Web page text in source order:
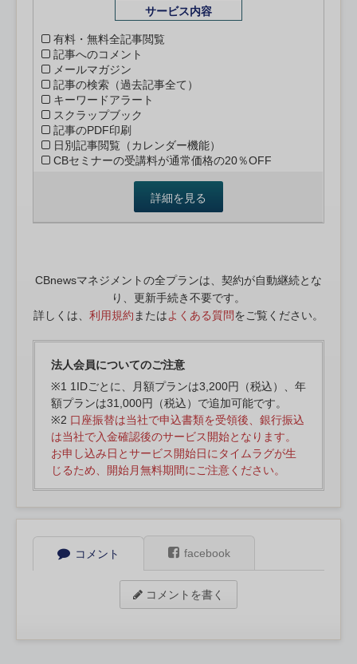
サービス内容
有料・無料全記事閲覧
記事へのコメント
メールマガジン
記事の検索（過去記事全て）
キーワードアラート
スクラップブック
記事のPDF印刷
日別記事閲覧（カレンダー機能）
CBセミナーの受講料が通常価格の20％OFF
詳細を見る
CBnewsマネジメントの全プランは、契約が自動継続とな
り、更新手続き不要です。
詳しくは、 利用規約 またはよくある質問をご覧ください。
法人会員についてのご注意
※1 1IDごとに、月額プランは3,200円（税込）、年
額プランは31,000円（税込）で追加可能です。
※2 口座振替は当社で申込書類を受領後、銀行振込
は当社で入金確認後のサービス開始となります。
お申し込み日とサービス開始日にタイムラグが生
じるため、開始月無料期間にご注意ください。
コメント facebook
コメントを書く